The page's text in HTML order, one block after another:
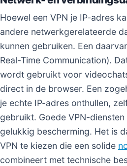
Hoewel een VPN je IP-adres
andere netwerkgerelateerde
kunnen gebruiken. Een
Real-Time Communication).
wordt gebruikt voor
direct in de browser. Een
je echte IP-adres onthullen,
gebruikt. Goede VPN-
gelukkig bescherming. Het is
VPN te kiezen die een solide
combineert met technische